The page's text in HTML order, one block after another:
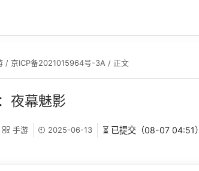
/ 京ICP备2021015964号-3A / 正文
夜幕魅影
手游 2025-06-13 ⏳ 已提交（08-07 04:51）